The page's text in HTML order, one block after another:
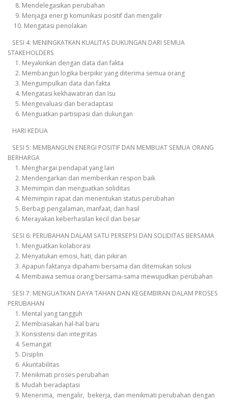
8. Mendelegasikan perubahan
9. Menjaga energi komunikasi positif dan mengalir
10. Mengatasi penolakan
SESI 4: MENINGKATKAN KUALITAS DUKUNGAN DARI SEMUA
STAKEHOLDERS
1. Meyakinkan dengan data dan fakta
2. Membangun logika berpikir yang diterima semua orang
3. Mengumpulkan data dan fakta
4. Mengatasi kekhawatiran dan Isu
5. Mengevaluasi dan beradaptasi
6. Menguatkan partisipasi dan dukungan
HARI KEDUA
SESI 5: MEMBANGUN ENERGI POSITIF DAN MEMBUAT SEMUA ORANG
BERHARGA
1. Menghargai pendapat yang lain
2. Mendengarkan dan memberikan respon baik
3. Memimpin dan menguatkan soliditas
4. Memimpin rapat dan menentukan status perubahan
5. Berbagi pengalaman, manfaat, dan hasil
6. Merayakan keberhasilan kecil dan besar
SESI 6: PERUBAHAN DALAM SATU PERSEPSI DAN SOLIDITAS BERSAMA
1. Menguatkan kolaborasi
2. Menyatukan emosi, hati, dan pikiran
3. Apapun faktanya dipahami bersama dan ditemukan solusi
4. Membawa semua orang bersama-sama mewujudkan perubahan
SESI 7: MENGUATKAN DAYA TAHAN DAN KEGEMBIRAN DALAM PROSES
PERUBAHAN
1. Mental yang tangguh
2. Membiasakan hal-hal baru
3. Konsistensi dan integritas
4. Semangat
5. Disiplin
6. Akuntabilitas
7. Menikmati proses perubahan
8. Mudah beradaptasi
9. Menerima, mengalir, bekerja, dan menikmati perubahan dengan